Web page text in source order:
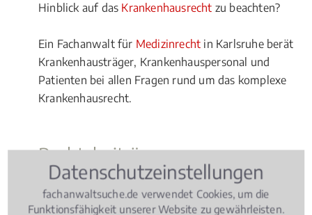
Hinblick auf das Krankenhausrecht zu beachten?
Ein Fachanwalt für Medizinrecht in Karlsruhe berät
Krankenhausträger, Krankenhauspersonal und
Patienten bei allen Fragen rund um das komplexe
Krankenhausrecht.
Rechtsbeiträge zu
Krankenhausrecht
Datenschutzeinstellungen
fachanwaltsuche.de verwendet Cookies, um die
Funktionsfähigkeit unserer Website zu gewährleisten.